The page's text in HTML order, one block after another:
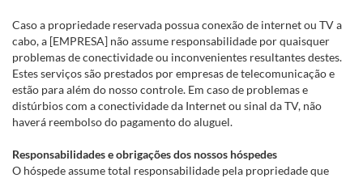
Caso a propriedade reservada possua conexão de internet ou TV a
cabo, a [EMPRESA] não assume responsabilidade por quaisquer
problemas de conectividade ou inconvenientes resultantes destes.
Estes serviços são prestados por empresas de telecomunicação e
estão para além do nosso controle. Em caso de problemas e
distúrbios com a conectividade da Internet ou sinal da TV, não
haverá reembolso do pagamento do aluguel.
Responsabilidades e obrigações dos nossos hóspedes
O hóspede assume total responsabilidade pela propriedade que